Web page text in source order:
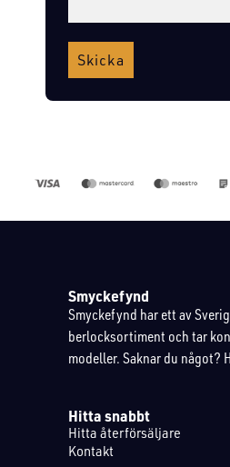
Skicka
Smyckefynd
Smyckefynd har ett av
berlocksortiment och tar
modeller. Saknar du något?
Hitta snabbt
Hitta återförsäljare
Kontakt